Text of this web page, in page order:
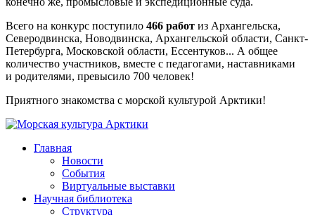
Всего на конкурс поступило 466 работ из Архангельска,
Северодвинска, Новодвинска, Архангельской области, Санкт-
Петербурга, Московской области, Ессентуков... А общее
количество участников, вместе с педагогами, наставниками
и родителями, превысило 700 человек!
Приятного знакомства с морской культурой Арктики!
Главная
Новости
События
Виртуальные выставки
Научная библиотека
Структура